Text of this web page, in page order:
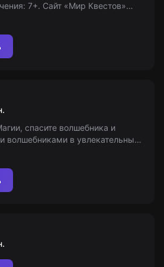
7+. Сайт «Мир Квестов»
спасите волшебника и
волшебниками в увлекательных